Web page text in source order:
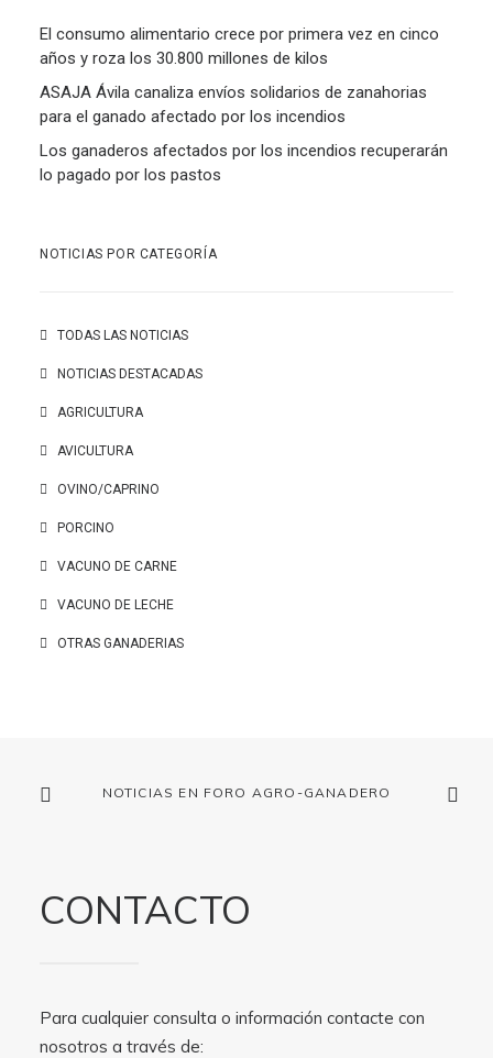
El consumo alimentario crece por primera vez en cinco
años y roza los 30.800 millones de kilos
ASAJA Ávila canaliza envíos solidarios de zanahorias
para el ganado afectado por los incendios
Los ganaderos afectados por los incendios recuperarán
lo pagado por los pastos
NOTICIAS POR CATEGORÍA
TODAS LAS NOTICIAS
NOTICIAS DESTACADAS
AGRICULTURA
AVICULTURA
OVINO/CAPRINO
PORCINO
VACUNO DE CARNE
VACUNO DE LECHE
OTRAS GANADERIAS
NOTICIAS EN FORO AGRO-GANADERO
CONTACTO
Para cualquier consulta o información contacte con
nosotros a través de: